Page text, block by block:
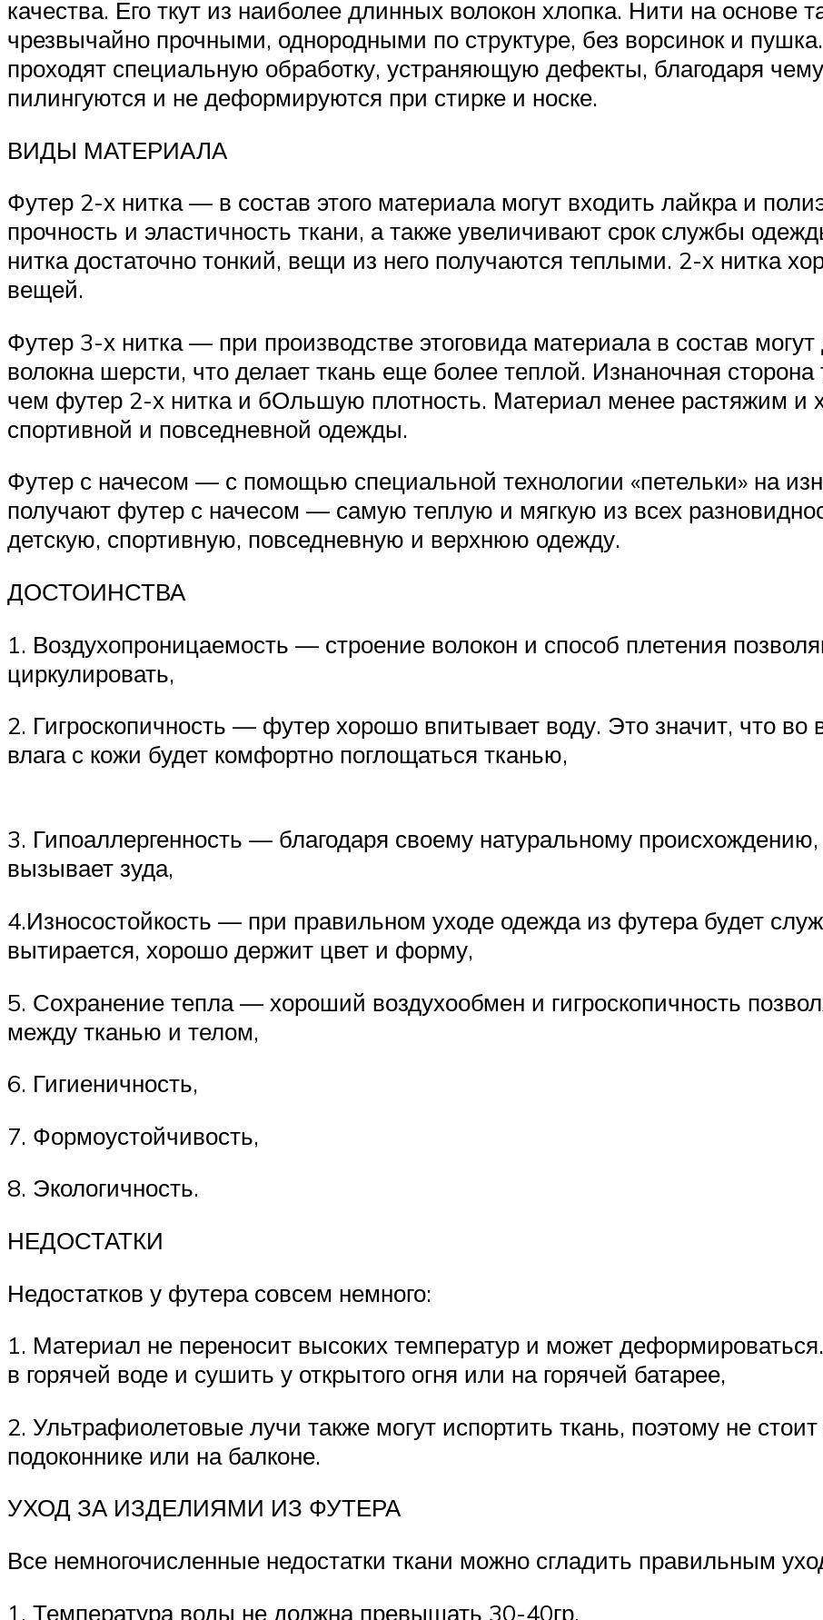
качества. Его ткут из наиболее длинных волокон хлопка. Нити на основе
чрезвычайно прочными, однородными по структуре, без ворсинок и
проходят специальную обработку, устраняющую дефекты, благодаря
пилингуются и не деформируются при стирке и носке.
ВИДЫ МАТЕРИАЛА
Футер 2-х нитка — в состав этого материала могут входить лайкра и
прочность и эластичность ткани, а также увеличивают срок службы
нитка достаточно тонкий, вещи из него получаются теплыми. 2-х нитка
вещей.
Футер 3-х нитка — при производстве этоговида материала в состав
волокна шерсти, что делает ткань еще более теплой. Изнаночная
чем футер 2-х нитка и бОльшую плотность. Материал менее растяжим и
спортивной и повседневной одежды.
Футер с начесом — с помощью специальной технологии «петельки» на
получают футер с начесом — самую теплую и мягкую из всех
детскую, спортивную, повседневную и верхнюю одежду.
ДОСТОИНСТВА
1. Воздухопроницаемость — строение волокон и способ плетения
циркулировать,
2. Гигроскопичность — футер хорошо впитывает воду. Это значит, что во
влага с кожи будет комфортно поглощаться тканью,
3. Гипоаллергенность — благодаря своему натуральному
вызывает зуда,
4.Износостойкость — при правильном уходе одежда из футера будет
вытирается, хорошо держит цвет и форму,
5. Сохранение тепла — хороший воздухообмен и гигроскопичность
между тканью и телом,
6. Гигиеничность,
7. Формоустойчивость,
8. Экологичность.
НЕДОСТАТКИ
Недостатков у футера совсем немного:
1. Материал не переносит высоких температур и может
в горячей воде и сушить у открытого огня или на горячей батарее,
2. Ультрафиолетовые лучи также могут испортить ткань, поэтому не
подоконнике или на балконе.
УХОД ЗА ИЗДЕЛИЯМИ ИЗ ФУТЕРА
Все немногочисленные недостатки ткани можно сгладить правильным
1. Температура воды не должна превышать 30-40гр.